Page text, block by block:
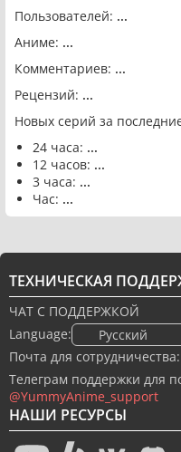
Пользователей: ...
Аниме: ...
Комментариев: ...
Рецензий: ...
Новых серий за
24 часа: ...
12 часов: ...
3 часа: ...
Час: ...
НАШИ РЕСУРСЫ
ТЕХНИЧЕСКАЯ
ЧАТ С ПОДДЕРЖКОЙ
Language:
🇷🇺 Русский
Почта для сотрудничества:
Телеграм поддержки для
@YummyAnime_support